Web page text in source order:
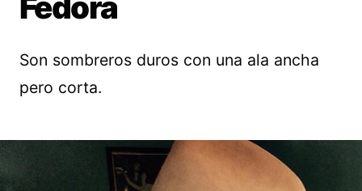
Son sombreros duros con una ala ancha
pero corta.